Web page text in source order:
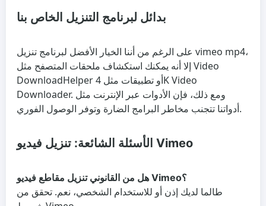
بدائل لبرنامج التنزيل الخاص بنا
على الرغم من أننا الخيار الأفضل لبرنامج تنزيل vimeo mp4،
إلا أنه يمكنك استكشاف ملحقات المتصفح مثل Video
DownloadHelper أو تطبيقات مثل 4K Video
Downloader. ومع ذلك، فإن الأدوات عبر الإنترنت مثل
أدواتنا تتجنب مخاطر البرامج الضارة وتوفر الوصول الفوري.
الأسئلة الشائعة: تنزيل فيديو Vimeo
هل من القانوني تنزيل مقاطع فيديو Vimeo؟
طالما لديك إذن أو للاستخدام الشخصي، نعم. تحقق من